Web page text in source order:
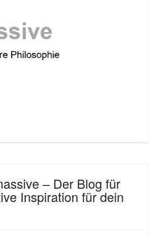
– Der Blog für
Inspiration für dein